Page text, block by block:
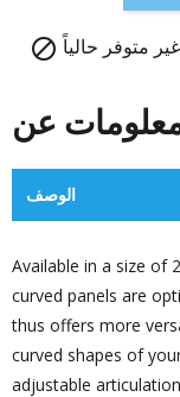
 غير متوفر حالياً
الوصف
Available in a size of
curved panels are
thus offers more
curved shapes of
adjustable